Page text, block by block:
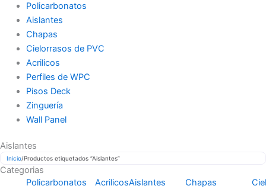
Policarbonatos
Aislantes
Chapas
Cielorrasos de PVC
Acrilicos
Perfiles de WPC
Pisos Deck
Zinguería
Wall Panel
Aislantes
Inicio/Productos etiquetados “Aislantes”
Categorias
Policarbonatos
AcrilicosAislantes Chapas